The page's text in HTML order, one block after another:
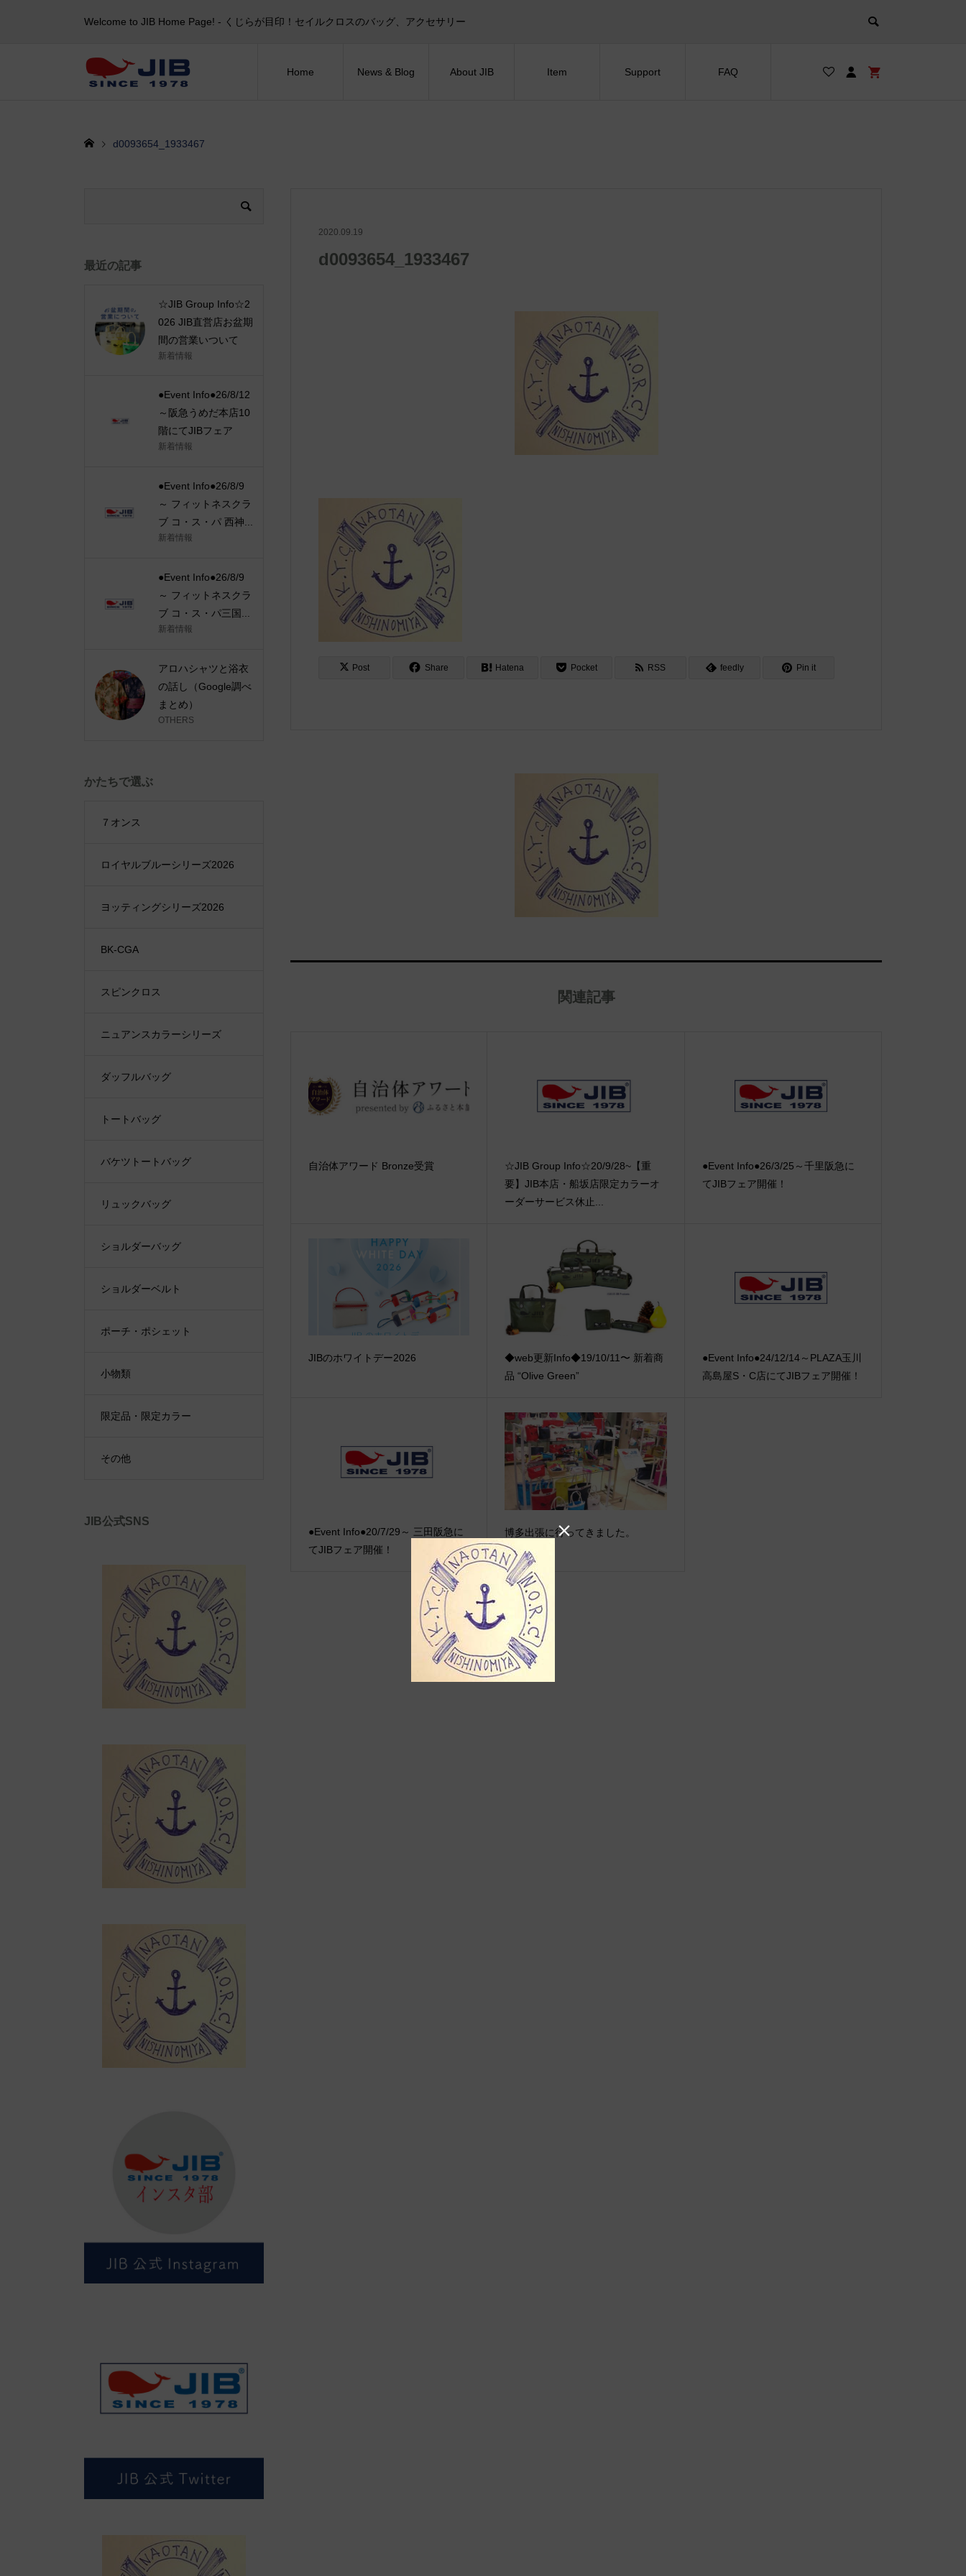
Welcome to JIB Home Page! ‐ くじらが目印！セイルクロスのバッグ、アクセサリー
Home News & Blog About JIB Item Support FAQ
d0093654_1933467
2020.09.19
d0093654_1933467
Post Share Hatena Pocket RSS feedly Pin it
関連記事
自治体アワード Bronze受賞
☆JIB Group Info☆20/9/28~【重
要】JIB本店・船坂店限定カラーオ
ーダーサービス休止...
●Event Info●26/3/25～千里阪急に
てJIBフェア開催！
JIBのホワイトデー2026
◆web更新Info◆19/10/11〜 新着商
品 “Olive Green”
●Event Info●24/12/14～PLAZA玉川
高島屋S・C店にてJIBフェア開催！
●Event Info●20/7/29～ 三田阪急に
てJIBフェア開催！
博多出張に行ってきました。
最近の記事
☆JIB Group Info☆2
026 JIB直営店お盆期
間の営業いついて
新着情報
●Event Info●26/8/12
～阪急うめだ本店10
階にてJIBフェア
新着情報
●Event Info●26/8/9
～ フィットネスクラ
ブ コ・ス・パ 西神...
新着情報
●Event Info●26/8/9
～ フィットネスクラ
ブ コ・ス・パ三国...
新着情報
アロハシャツと浴衣
の話し（Google調べ
まとめ）
OTHERS
かたちで選ぶ
７オンス
ロイヤルブルーシリーズ2026
ヨッティングシリーズ2026
BK-CGA
スピンクロス
ニュアンスカラーシリーズ
ダッフルバッグ
トートバッグ
バケツトートバッグ
リュックバッグ
ショルダーバッグ
ショルダーベルト
ポーチ・ポシェット
小物類
限定品・限定カラー
その他
JIB公式SNS
